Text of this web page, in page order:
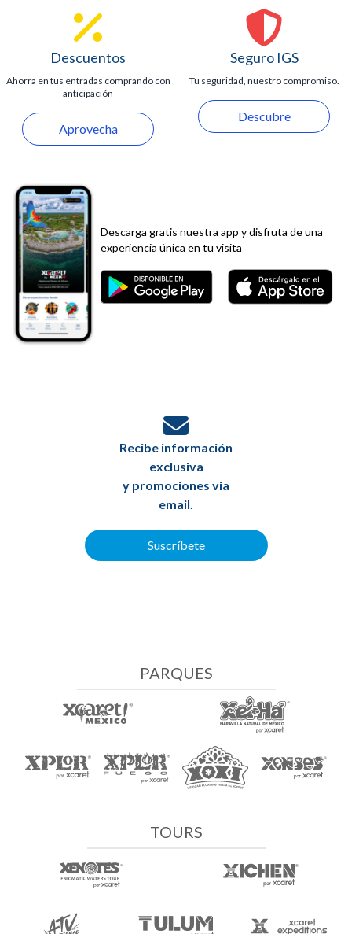
Descuentos
Ahorra en tus entradas comprando con
anticipación
Aprovecha
Seguro IGS
Tu seguridad, nuestro compromiso.
Descubre
Descarga gratis nuestra app y disfruta de una
experiencia única en tu visita
Recibe información
exclusiva
y promociones via
email.
Suscríbete
PARQUES
TOURS